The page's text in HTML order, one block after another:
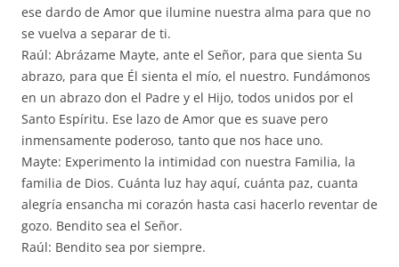
ese dardo de Amor que ilumine nuestra alma para que no
se vuelva a separar de ti.
Raúl: Abrázame Mayte, ante el Señor, para que sienta Su
abrazo, para que Él sienta el mío, el nuestro. Fundámonos
en un abrazo don el Padre y el Hijo, todos unidos por el
Santo Espíritu. Ese lazo de Amor que es suave pero
inmensamente poderoso, tanto que nos hace uno.
Mayte: Experimento la intimidad con nuestra Familia, la
familia de Dios. Cuánta luz hay aquí, cuánta paz, cuanta
alegría ensancha mi corazón hasta casi hacerlo reventar de
gozo. Bendito sea el Señor.
Raúl: Bendito sea por siempre.